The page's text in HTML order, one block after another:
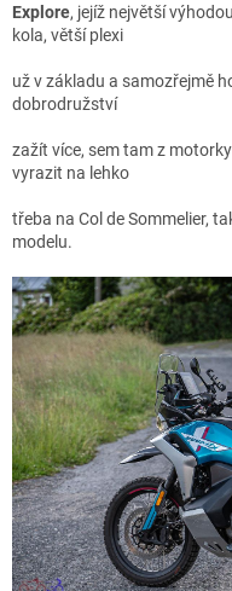
Explore, jejíž největší
kola, větší plexi
už v základu a samozřejmě
dobrodružství
zažít více, sem tam z
vyrazit na lehko
třeba na Col de Sommelier,
modelu.